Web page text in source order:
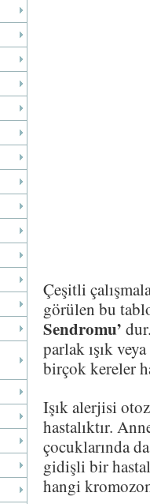
Çeşitli
görülen bu
Sendromu’
parlak ışık
birçok kereler
Işık alerjisi
hastalıktır.
çocuklarında
gidişli bir
hangi